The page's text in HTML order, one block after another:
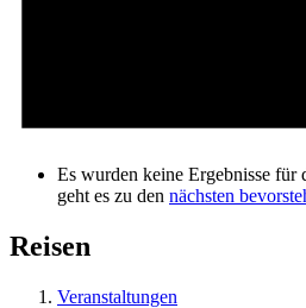
Es wurden keine Ergebnisse für
geht es zu den nächsten
Reisen
Veranstaltungen